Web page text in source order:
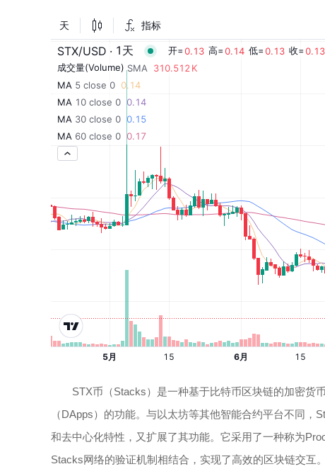
STX币（Stacks）是一种基于比特币区块链的加密货
（DApps）的功能。与以太坊等其他智能合约平台不同
和去中心化特性，又扩展了其功能。它采用了一种称为
Stacks网络的验证机制相结合，实现了高效的区块链交